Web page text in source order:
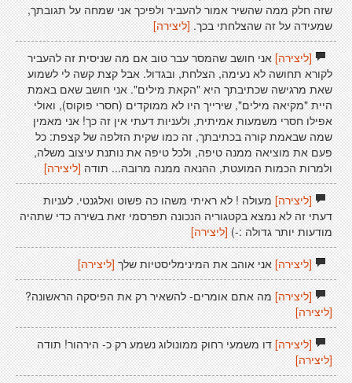
שזה חלק ממה שהשיר אמור להעביר ולפיכך אני שמחה על תגובתך,
שמעידה על זה שהצלחתי בכך. [ליצירה]
[ליצירה]אני חושב שהמסר עבר טוב אם מה שניסית זה להעביר
לקורא תחושה לא נעימה, הצלחת, ובגדול. אבל קצת קשה לי לשמוע
שאת מרגישה שכתיבתך היא "הקאת מילים". אני חושב שאם באמת
היית "מקיאה מילים", שירייך היו לא ממוקדים (חסרי פוקוס), ואולי
אפילו חסרי משמעות אמיתית, ולעניות דעתי אין זה כך! אני מאמין
שמה שבאמת קורה בכתיבתך, זה כמו שקית הזלפה של קצפת: כל
פעם את מוציאה ממנה טיפה, ולכל טיפה את נותנת עיצוב משלה,
ולמרות הכמות המועטת, ההנאה ממנה מרובה... תודה[ליצירה]
[ליצירה]מעולה ! לא ראיתי משהו כה פשוט ואלגנטי. לעניות
דעתי זה לא נמצא בקטגוריה הנכונה תפרסמי זאת בשירה כדי שתהיה
מודעות יותר גדולה :-) [ליצירה]
[ליצירה]אני אוהב את המינימליסטיות שלך [ליצירה]
[ליצירה]מה אתם אומרים- להשאיר רק את הפיסקה הראשונה?
[ליצירה]
[ליצירה]דו משמעי רחוק ממונולוג נשמע רק כ- הירהור! תודה
[ליצירה]